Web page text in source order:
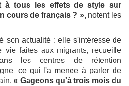
à tous les effets de style sur
cours de français ? »,notent les
son actualité : elle s'intéresse de
vie faites aux migrants, recueille
les centres de rétention
ce qui l'a menée à parler de
« Gageons qu'à trois mois du